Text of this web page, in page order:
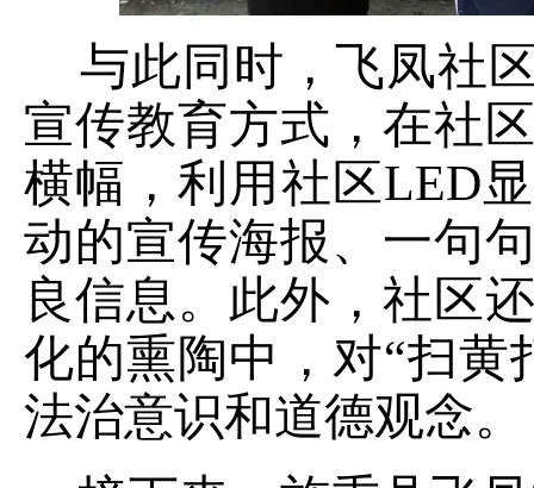
与此同时，飞凤社
宣传教育方式 ， 在社
横幅，利用社区LED
动的宣传海报、一句
良信息。 此外，社区
化的熏陶中，对“扫黄
法治意识和道德观念。